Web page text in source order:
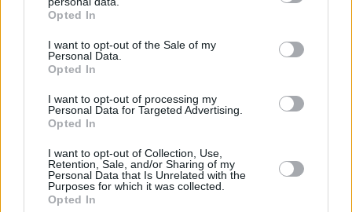
grant or deny consent to Google and its third-party tags to
use your data for below specified purposes in below Google
consent section.
Opted In
I want to opt-out of the Sale of my
Personal Data.
Opted In
I want to opt-out of processing my
Personal Data for Targeted Advertising.
Opted In
I want to opt-out of Collection, Use,
Retention, Sale, and/or Sharing of my
Personal Data that Is Unrelated with the
Purposes for which it was collected.
Opted In
χλευάσουν και σας καταδιώξουν και σας
μου. Να αισθάνεστε χαρά και αγαλλίαση, γιατί θα
ανταμειφθείτε με το παραπάνω. " Ματθαίος 5:11-12
@Νίκος Κούλογλου
Γελά δ' ο μωρός καν τι μη γελοίον εί ...
ΑΠΑΝΤΗΣΗ